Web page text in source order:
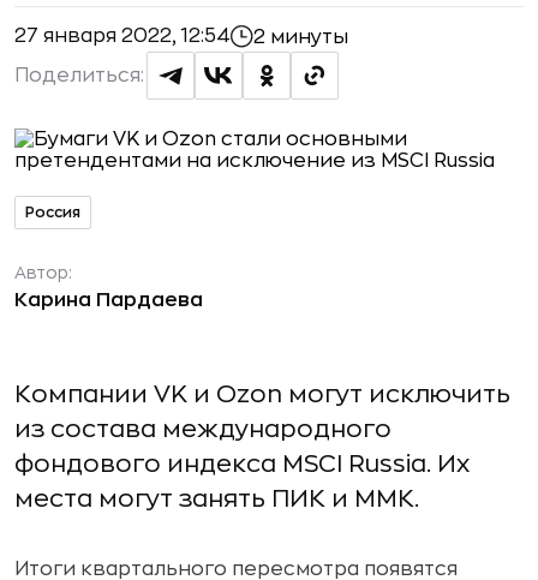
27 января 2022, 12:54 2 минуты
Поделиться:
Россия
Автор:
Карина Пардаева
Компании VK и Ozon могут исключить
из состава международного
фондового индекса MSCI Russia. Их
места могут занять ПИК и ММК.
Итоги квартального пересмотра появятся